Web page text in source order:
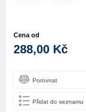
Cena od
288,00 Kč
Porovnat
Přidat do seznamu